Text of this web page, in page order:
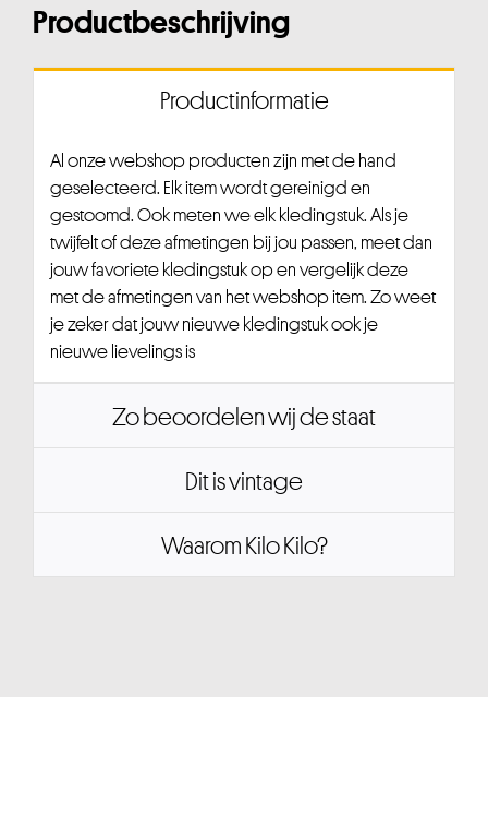
Productbeschrijving
Productinformatie
Al onze webshop producten zijn met de hand
geselecteerd. Elk item wordt gereinigd en
gestoomd. Ook meten we elk kledingstuk. Als je
twijfelt of deze afmetingen bij jou passen, meet dan
jouw favoriete kledingstuk op en vergelijk deze
met de afmetingen van het webshop item. Zo weet
je zeker dat jouw nieuwe kledingstuk ook je
nieuwe lievelings is
Zo beoordelen wij de staat
Dit is vintage
Waarom Kilo Kilo?